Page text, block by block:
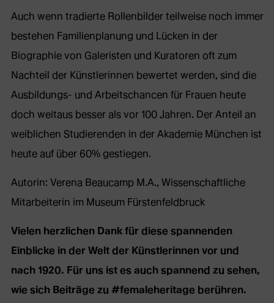
Auch wenn tradierte Rollenbilder teilweise noch immer
bestehen Familienplanung und Lücken in der
Biographie von Galeristen und Kuratoren oft zum
Nachteil der Künstlerinnen bewertet werden, sind die
Ausbildungs- und Arbeitschancen für Frauen heute
doch weitaus besser als vor 100 Jahren. Der Anteil an
weiblichen Studierenden in der Akademie München ist
heute auf über 60% gestiegen.
Autorin: Verena Beaucamp M.A., Wissenschaftliche
Mitarbeiterin im Museum Fürstenfeldbruck
Vielen herzlichen Dank für diese spannenden
Einblicke in der Welt der Künstlerinnen vor und
nach 1920. Für uns ist es auch spannend zu sehen,
wie sich Beiträge zu #femaleheritage berühren.